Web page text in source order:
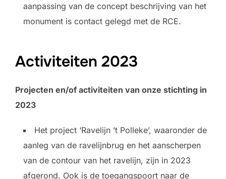
aanpassing van de concept beschrijving van het
monument is contact gelegd met de RCE.
Activiteiten 2023
Projecten en/of activiteiten van onze stichting in
2023
Het project ‘Ravelijn ’t Polleke’, waaronder de
aanleg van de ravelijnbrug en het aanscherpen
van de contour van het ravelijn, zijn in 2023
afgerond. Ook is de toegangspoort naar de